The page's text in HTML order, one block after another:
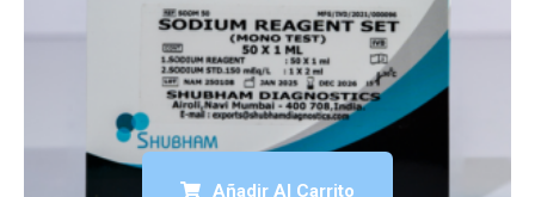
Añadir Al Carrito